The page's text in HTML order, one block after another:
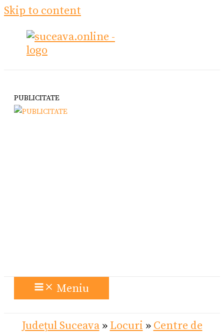
Skip to content
PUBLICITATE
Meniu
Județul Suceava» Locuri » Centre de